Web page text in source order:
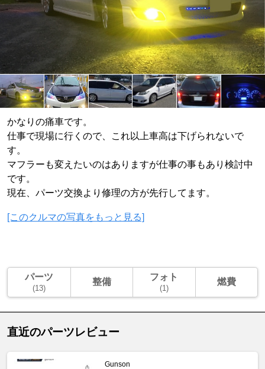
かなりの痛車です。
仕事で現場に行くので、これ以上車高は下げられないで
す。
マフラーも変えたいのはありますが仕事の事もあり検討中
です。
現在、パーツ交換より修理の方が先行してます。
[このクルマの写真をもっと見る]
パーツ
(13)
整備 フォト
(1)
燃費
直近のパーツレビュー
Gunson